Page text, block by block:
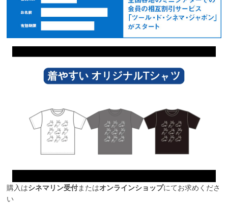
購入はシネマリン受付またはオンラインショップにてお求めくださ
い